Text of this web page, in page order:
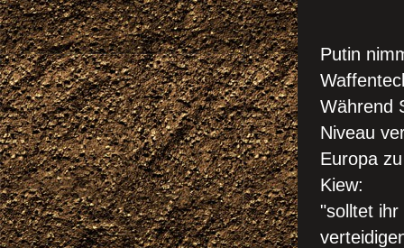
Putin
Während
Niveau
Europa
Kiew:
"solltet ihr